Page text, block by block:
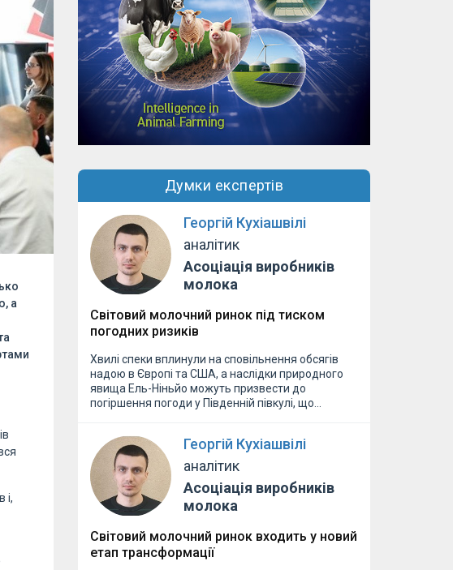
Думки експертів
Георгій Кухіашвілі
аналітик
Асоціація виробників
молока
Світовий молочний ринок під тиском
погодних ризиків
Хвилі спеки вплинули на сповільнення обсягів
надою в Європі та США, а наслідки природного
явища Ель-Ніньйо можуть призвести до
погіршення погоди у Південній півкулі, що…
Георгій Кухіашвілі
аналітик
Асоціація виробників
молока
Світовий молочний ринок входить у новий
етап трансформації
а
і,